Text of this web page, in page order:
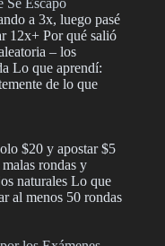
Se Escapó
a 3x, luego pasé
12x+ Por qué salió
– los
Lo que aprendí:
de lo que
$20 y apostar $5
rondas y
naturales Lo que
al menos 50 rondas